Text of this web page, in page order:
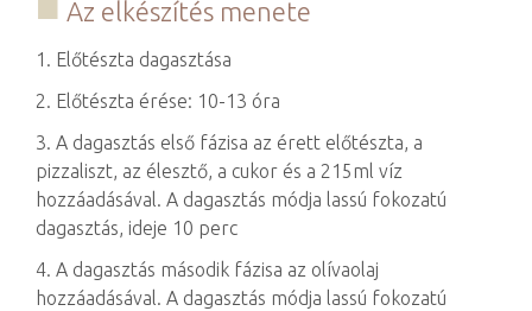
Az elkészítés menete
1. Előtészta dagasztása
2. Előtészta érése: 10-13 óra
3. A dagasztás első fázisa az érett előtészta, a
pizzaliszt, az élesztő, a cukor és a 215ml víz
hozzáadásával. A dagasztás módja lassú fokozatú
dagasztás, ideje 10 perc
4. A dagasztás második fázisa az olívaolaj
hozzáadásával. A dagasztás módja lassú fokozatú